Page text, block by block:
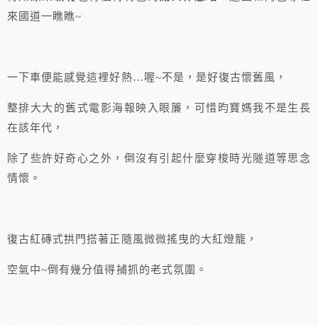
來國道一瞧瞧~
一下車便能感覺這裡好熱…喔~不是，是好復古懷舊風，
整排大大的舊式電影海報映入眼簾，可惜昀寶媽我不是生長
在該年代，
除了些許好奇心之外，倒沒有引起什麼穿梭時光隧道等思念
情懷。
復古紅磚式拱門搭著正隨風微微搖曳的大紅燈籠，
空氣中~倒有幾分值得捕抓的老式氛圍。